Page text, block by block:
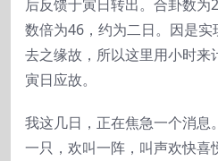
后反馈于寅日转出。合卦数为
数倍为46，约为二日。因是
去之缘故，所以这里用小时来
寅日应故。
我这几日，正在焦急一个消息
一只，欢叫一阵，叫声欢快喜